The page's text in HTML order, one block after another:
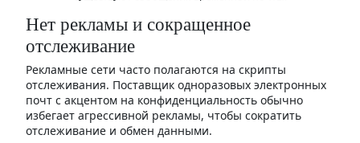
Нет рекламы и сокращенное
отслеживание
Рекламные сети часто полагаются на скрипты
отслеживания. Поставщик одноразовых электронных
почт с акцентом на конфиденциальность обычно
избегает агрессивной рекламы, чтобы сократить
отслеживание и обмен данными.